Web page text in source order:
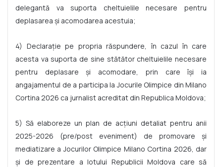
delegantă va suporta cheltuielile necesare pentru
deplasarea și acomodarea acestuia;
4) Declarație pe propria răspundere, în cazul în care
acesta va suporta de sine stătător cheltuielile necesare
pentru deplasare și acomodare, prin care își ia
angajamentul de a participa la Jocurile Olimpice din Milano
Cortina 2026 ca jurnalist acreditat din Republica Moldova;
5) Să elaboreze un plan de acțiuni detaliat pentru anii
2025-2026 (pre/post eveniment) de promovare și
mediatizare a Jocurilor Olimpice Milano Cortina 2026, dar
și de prezentare a lotului Republicii Moldova care să